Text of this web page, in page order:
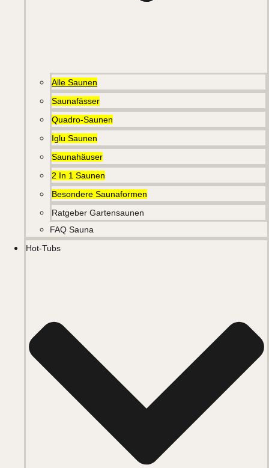
Alle Saunen
Saunafässer
Quadro-Saunen
Iglu Saunen
Saunahäuser
2 In 1 Saunen
Besondere Saunaformen
Ratgeber Gartensaunen
FAQ Sauna
Hot-Tubs